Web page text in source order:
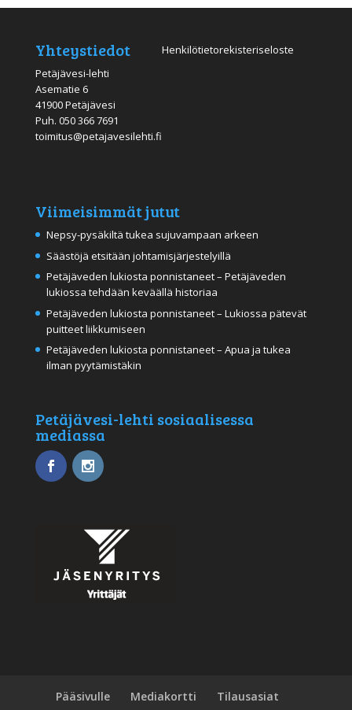
Yhteystiedot
Petäjävesi-lehti
Asematie 6
41900 Petäjävesi
Puh. 050 366 7691
toimitus@petajavesilehti.fi
Henkilötietorekisteriseloste
Viimeisimmät jutut
Nepsy-pysäkiltä tukea sujuvampaan arkeen
Säästöjä etsitään johtamisjärjestelyillä
Petäjäveden lukiosta ponnistaneet – Petäjäveden
lukiossa tehdään keväällä historiaa
Petäjäveden lukiosta ponnistaneet – Lukiossa pätevät
puitteet liikkumiseen
Petäjäveden lukiosta ponnistaneet – Apua ja tukea
ilman pyytämistäkin
Petäjävesi-lehti sosiaalisessa
mediassa
Pääsivulle Mediakortti
Tilausasiat